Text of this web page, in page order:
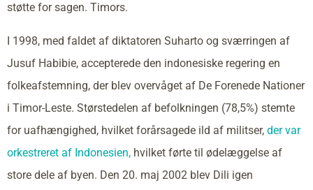
støtte for sagen. Timors.
I 1998, med faldet af diktatoren Suharto og sværringen af
Jusuf Habibie, accepterede den indonesiske regering en
folkeafstemning, der blev overvåget af De Forenede Nationer
i Timor-Leste. Størstedelen af befolkningen (78,5%) stemte
for uafhængighed, hvilket forårsagede ild af militser, der var
orkestreret af Indonesien, hvilket førte til ødelæggelse af
store dele af byen. Den 20. maj 2002 blev Dili igen